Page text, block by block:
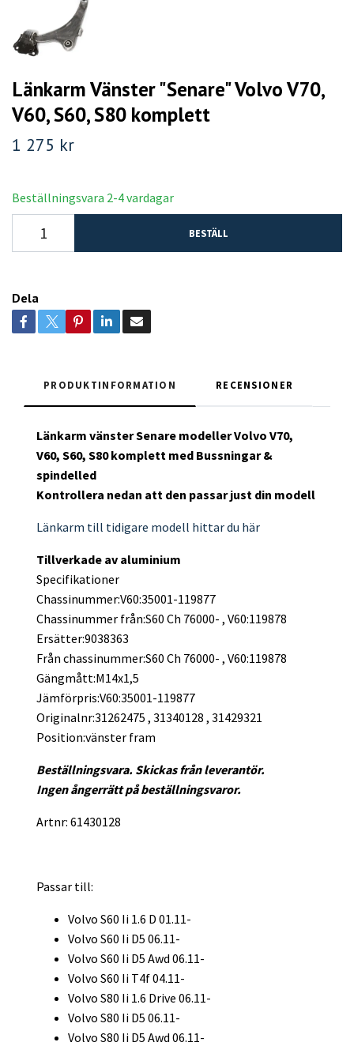
Länkarm Vänster "Senare" Volvo V70,
V60, S60, S80 komplett
1 275 kr
Beställningsvara 2-4 vardagar
BESTÄLL
Dela
PRODUKTINFORMATION RECENSIONER
Länkarm vänster Senare modeller Volvo V70,
V60, S60, S80 komplett med Bussningar &
spindelled
Kontrollera nedan att den passar just din modell
Länkarm till tidigare modell hittar du här
Tillverkade av aluminium
Specifikationer
Chassinummer:V60:35001-119877
Chassinummer från:S60 Ch 76000- , V60:119878
Ersätter:9038363
Från chassinummer:S60 Ch 76000- , V60:119878
Gängmått:M14x1,5
Jämförpris:V60:35001-119877
Originalnr:31262475 , 31340128 , 31429321
Position:vänster fram
Beställningsvara. Skickas från leverantör.
Ingen ångerrätt på beställningsvaror.
Artnr: 61430128
Passar till:
Volvo S60 Ii 1.6 D 01.11-
Volvo S60 Ii D5 06.11-
Volvo S60 Ii D5 Awd 06.11-
Volvo S60 Ii T4f 04.11-
Volvo S80 Ii 1.6 Drive 06.11-
Volvo S80 Ii D5 06.11-
Volvo S80 Ii D5 Awd 06.11-